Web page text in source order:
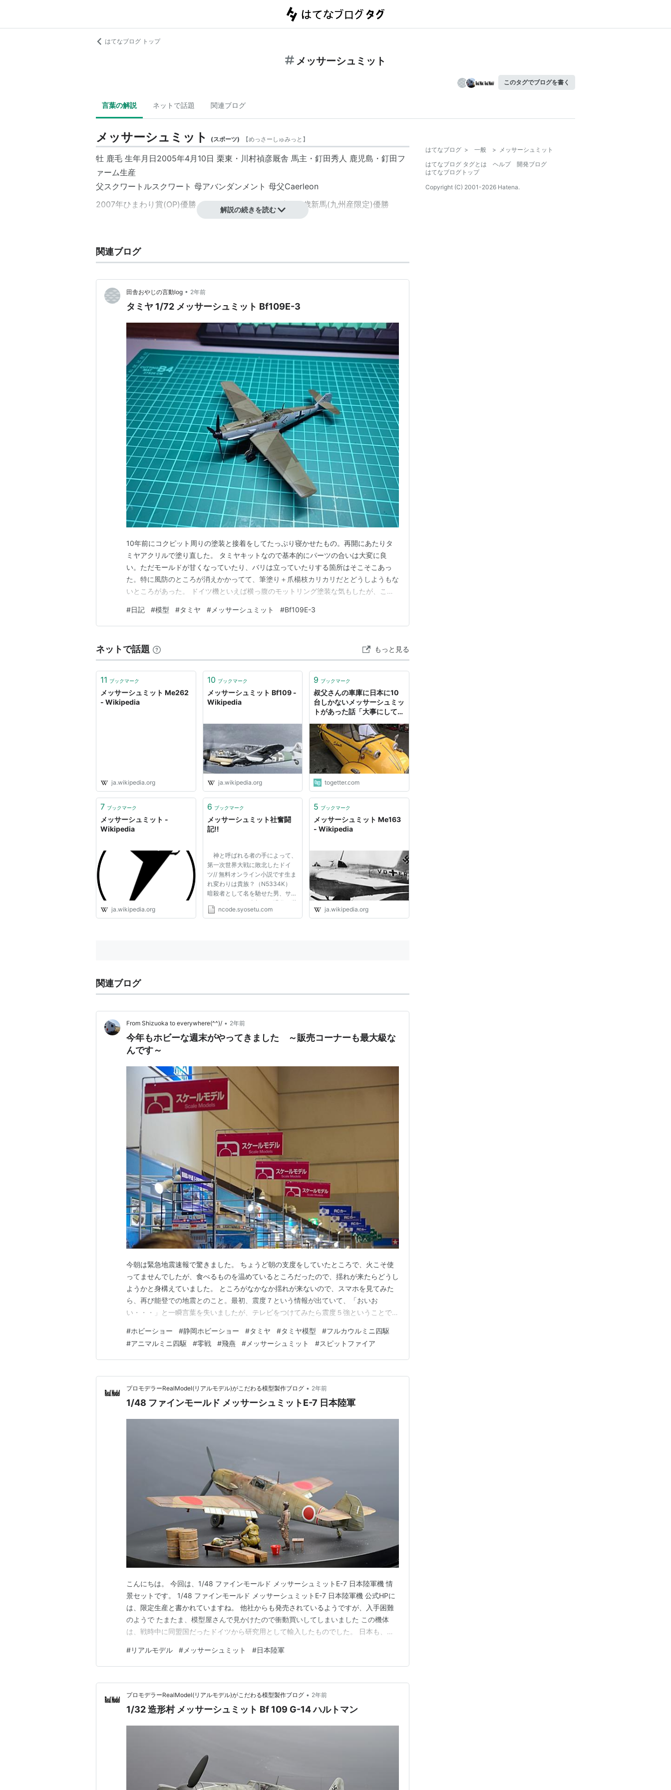
はてなブログ トップ
メッサーシュミット
このタグでブログを書く
言葉の解説 ネットで話題 関連ブログ
メッサーシュミット (スポーツ) 【めっさーしゅみっと 】
牡 鹿毛 生年月日2005年4月10日 栗東・川村禎彦厩舎 馬主・釘田秀人 鹿児島・釘田フ
ァーム生産
父スクワートルスクワート 母アバンダンメント 母父Caerleon
2007年ひまわり賞(OP)優勝、フェニックス賞(OP)3着、2歳新馬(九州産限定)優勝
メッサーシュミット
メッサーシュミットは、かつてドイツ・アウクスブルクに本社を置いていた、航空機、
自動車メーカーである。
1938年7月、バイエルン航空機製造（BFW; Bayerische Flugzeugwerke)から独立する
形で、 株式会社メッサーシュミット (Messerschmitt AG) を創業。
「メッサーシュミット」の名は、1923年にバンベルクで航空機製造工場を設立し、同
社の創業者でもあるウィリー・メッサーシュミットに由来する。
第二次世界大戦終結までは、もっぱらドイツ国防軍の戦闘機を製造したが、大戦後は航
空機の製造を禁止されたため、自動車の製造に取り組んだ。
しかし、自動車部門の採算が悪化したため、1964年に自動車から撤退した。
1968年、民間機製造を営んでいたベルコウ (Bölkow)社 と合併し、社名をメッサーシュ
ミット・ベルコウ (Messerschmitt-Bölkow) として、航空機製造を再開。
1969年にはブローム・ウント・フォス (Blohm + Voss) の航空機製造部門を吸収し、社
名はメッサーシュミット・ベルコウ・ブローム (Messerschmitt-Bölkow-Blohm) へと
改められた。
解説の続きを読む
関連ブログ
田舎おやじの言動log • 2年前
タミヤ 1/72 メッサーシュミット Bf109E-3
10年前にコクピット周りの塗装と接着をしてたっぷり寝かせたもの。再開にあたりタ
ミヤアクリルで塗り直した。 タミヤキットなので基本的にパーツの合いは大変に良
い。ただモールドが甘くなっていたり、バリは立っていたりする箇所はそこそこあっ
た。特に風防のところが消えかかってて、筆塗り＋爪楊枝カリカリだとどうしようもな
いところがあった。 ドイツ機といえば横っ腹のモットリング塗装な気もしたが、この
彩のみの機体を選択。それでもアメリカロービジ塗装以上に調色が面倒臭かった。ただ
Mr.カラーだと有機溶剤のダメージで死ねる。悩ましい。 ラ…
#日記 #模型 #タミヤ # メッサーシュミット #Bf109E-3
ネットで話題 もっと見る
11 ブックマーク
メッサーシュミット Me262
- Wikipedia
ja.wikipedia.org
10 ブックマーク
メッサーシュミット Bf109 -
Wikipedia
ja.wikipedia.org
9 ブックマーク
叔父さんの車庫に日本に10
台しかないメッサーシュミッ
トがあった話「大事にしてた
togetter.com
7 ブックマーク
メッサーシュミット -
Wikipedia
ja.wikipedia.org
6 ブックマーク
メッサーシュミット社奮闘
記!!
神と呼ばれる者の手によって、
第一次世界大戦に敗北したドイ
ツ// 無料オンライン小説です生ま
れ変わりは貴族？（N5334K）
暗殺者として名を馳せた男、サヴ
ァン。人の欲と裏切りが渦巻く世
界で生きてきた彼が、謎の魔術師
ncode.syosetu.com
5 ブックマーク
メッサーシュミット Me163
- Wikipedia
ja.wikipedia.org
関連ブログ
From Shizuoka to everywhere(^^)/ • 2年前
今年もホビーな週末がやってきました ～販売コーナーも最大級な
んです～
今朝は緊急地震速報で驚きました。 ちょうど朝の支度をしていたところで、火こそ使
ってませんでしたが、食べるものを温めているところだったので、揺れが来たらどうし
ようかと身構えていました。 ところがなかなか揺れが来ないので、スマホを見てみた
ら、再び能登での地震とのこと。最初、震度７という情報が出ていて、「おいお
い・・・」と一瞬言葉を失いましたが、テレビをつけてみたら震度５強ということで少
放しで「よかった」と言えるわけではありません。正月のような被害ではなかったのが
幸いというか。その後も午前中いっぱいは余震が続いていましたが…
#ホビーショー #静岡ホビーショー #タミヤ #タミヤ模型 #フルカウルミニ四駆
#アニマルミニ四駆 #零戦 #飛燕 # メッサーシュミット #スピットファイア
プロモデラーRealModel(リアルモデル)がこだわる模型製作ブログ • 2年前
1/48 ファインモールド メッサーシュミットE-7 日本陸軍
こんにちは。 今回は、1/48 ファインモールド メッサーシュミットE-7 日本陸軍機 情
景セットです。 1/48 ファインモールド メッサーシュミットE-7 日本陸軍機 公式HPに
は、限定生産と書かれていますね。 他社からも発売されているようですが、入手困難
のようで たまたま、模型屋さんで見かけたので衝動買いしてしまいました この機体
は、戦時中に同盟国だったドイツから研究用として輸入したものでした。 日本も、水
タミヤ製という事で、古いキットだと思いますがシルエットも似ており製作もしやすい
のではないかと思います。 日…
#リアルモデル # メッサーシュミット #日本陸軍
プロモデラーRealModel(リアルモデル)がこだわる模型製作ブログ • 2年前
1/32 造形村 メッサーシュミット Bf 109 G-14 ハルトマン
はてなブログ > 一般 > メッサーシュミット
はてなブログ タグとは
ヘルプ
開発ブログ
はてなブログトップ
Copyright (C) 2001-2026 Hatena.